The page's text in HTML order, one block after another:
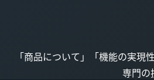
「商品について」「機能の実現
専門の